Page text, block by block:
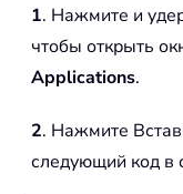
1. Нажмите и
чтобы открыть
Applications.
2. Нажмите
следующий код в